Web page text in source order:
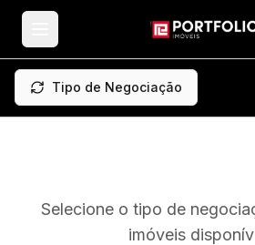
Tipo de Negociação
Selecione o tipo de
imóveis